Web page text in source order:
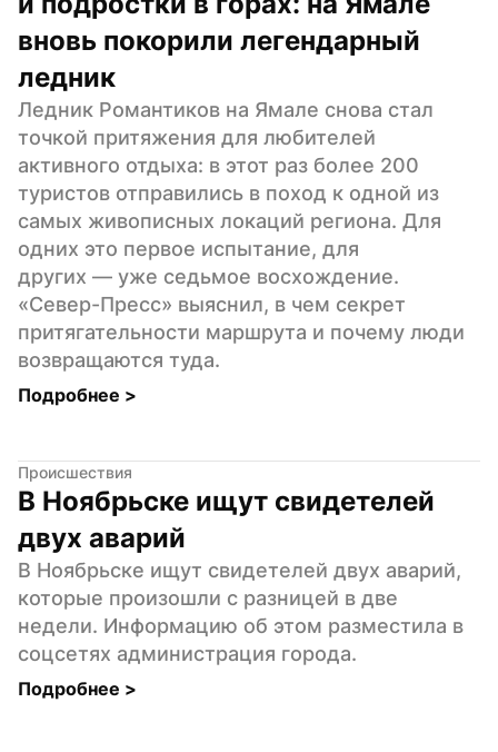
вновь покорили легендарный
ледник
Ледник Романтиков на Ямале снова стал
точкой притяжения для любителей
активного отдыха: в этот раз более 200
туристов отправились в поход к одной из
самых живописных локаций региона. Для
одних это первое испытание, для
других — уже седьмое восхождение.
«Север-Пресс» выяснил, в чем секрет
притягательности маршрута и почему люди
возвращаются туда.
Подробнее >
Происшествия
В Ноябрьске ищут свидетелей
двух аварий
В Ноябрьске ищут свидетелей двух аварий,
которые произошли с разницей в две
недели. Информацию об этом разместила в
соцсетях администрация города.
Подробнее >